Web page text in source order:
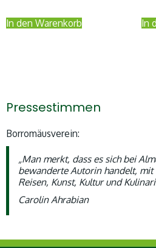
In den Warenkorb In
Pressestimmen
Borromäusverein:
„Man merkt, dass es sich bei
bewanderte Autorin handelt, mit
Reisen, Kunst, Kultur und
Carolin Ahrabian